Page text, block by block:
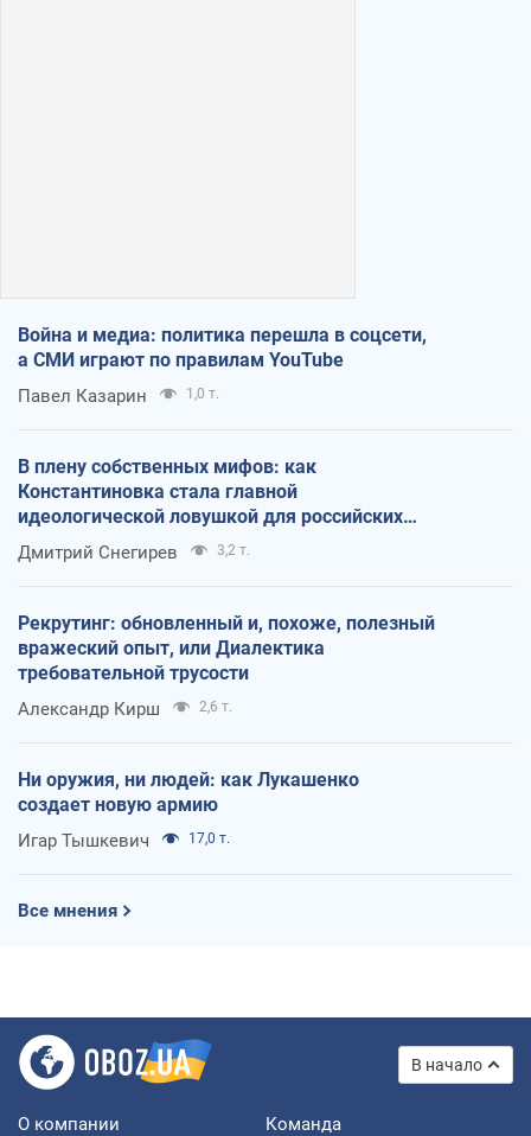
Война и медиа: политика перешла в соцсети,
а СМИ играют по правилам YouTube
Павел Казарин 1,0 т.
В плену собственных мифов: как
Константиновка стала главной
идеологической ловушкой для российских
оккупантов
Дмитрий Снегирев 3,2 т.
Рекрутинг: обновленный и, похоже, полезный
вражеский опыт, или Диалектика
требовательной трусости
Александр Кирш 2,6 т.
Ни оружия, ни людей: как Лукашенко
создает новую армию
Игар Тышкевич 17,0 т.
Все мнения
В начало
О компании Команда